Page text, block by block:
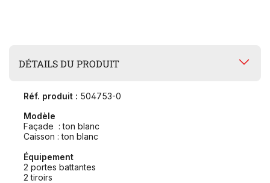
DÉTAILS DU PRODUIT
Réf. produit : 504753-0
Modèle
Façade : ton blanc
Caisson : ton blanc
Équipement
2 portes battantes
2 tiroirs